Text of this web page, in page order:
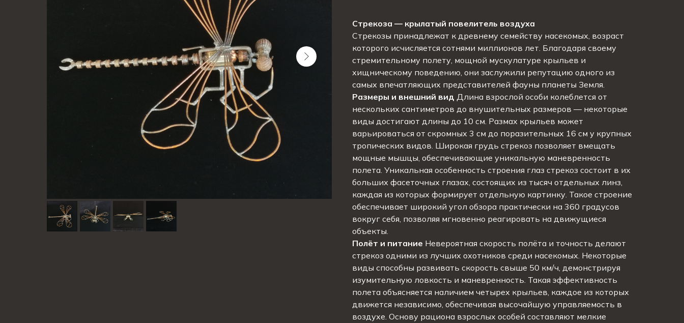
Стрекоза — крылатый повелитель воздуха
Стрекозы принадлежат к древнему семейству насекомых, возраст
которого исчисляется сотнями миллионов лет. Благодаря своему
стремительному полету, мощной мускулатуре крыльев и
хищническому поведению, они заслужили репутацию одного из
самых впечатляющих представителей фауны планеты Земля.
Размеры и внешний вид Длина взрослой особи колеблется от
нескольких сантиметров до внушительных размеров — некоторые
виды достигают длины до 10 см. Размах крыльев может
варьироваться от скромных 3 см до поразительных 16 см у крупных
тропических видов. Широкая грудь стрекоз позволяет вмещать
мощные мышцы, обеспечивающие уникальную маневренность
полета. Уникальная особенность строения глаз стрекоз состоит в их
больших фасеточных глазах, состоящих из тысяч отдельных линз,
каждая из которых формирует отдельную картинку. Такое строение
обеспечивает широкий угол обзора практически на 360 градусов
вокруг себя, позволяя мгновенно реагировать на движущиеся
объекты.
Полёт и питание Невероятная скорость полёта и точность делают
стрекоз одними из лучших охотников среди насекомых. Некоторые
виды способны развивать скорость свыше 50 км/ч, демонстрируя
изумительную ловкость и маневренность. Такая эффективность
полета объясняется наличием четырех крыльев, каждое из которых
движется независимо, обеспечивая высочайшую управляемость в
воздухе. Основу рациона взрослых особей составляют мелкие